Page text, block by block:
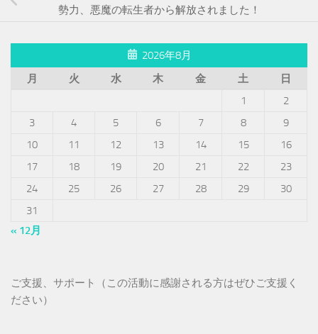
勢力、悪魔の転生者から解放されました！
2026年8月
月
火 水 木 金 土
日
1
2
3
4 5 6 7 8
9
10
11 12 13 14 15
16
17
18 19 20 21 22
23
24
25 26 27 28 29
30
31
« 12月
ご支援、サポート（この活動に感謝される方はぜひご支援く
ださい）